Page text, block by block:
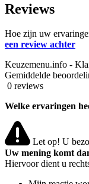
Reviews
Hoe zijn uw
een review achter
Keuzemenu.info -
Gemiddelde
0 reviews
Welke ervaringen
Let op! U
Uw mening komt
Hiervoor dient u